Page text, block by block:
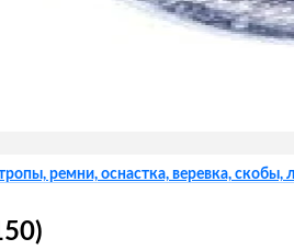
ремни, оснастка, веревка, скобы,